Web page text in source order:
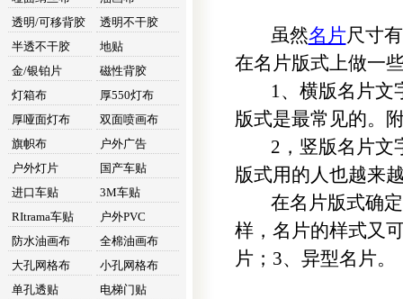
透明/可移背胶
透明不干胶
半透不干胶
地贴
金/银铂片
磁性背胶
灯箱布
厚550灯布
厚哑面灯布
双面喷画布
旗帜布
户外广告
户外灯片
国产车贴
进口车贴
3M车贴
RItrama车贴
户外PVC
防水油画布
全棉油画布
大孔网格布
小孔网格布
单孔透贴
电梯门贴
虽然名片尺寸
在名片版式上做一
1、横版名片文字
版式是最常见的。
2，竖版名片文字
版式用的人也越来
在名片版式确定
样，名片的样式又
片；3、异型名片。